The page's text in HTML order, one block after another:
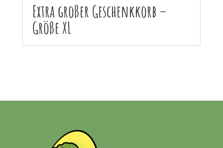
Extra großer Geschenkkorb –
Größe XL